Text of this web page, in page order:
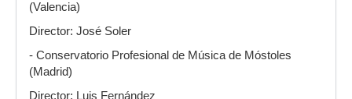
(Valencia)
Director: José Soler
- Conservatorio Profesional de Música de Móstoles
(Madrid)
Director: Luis Fernández